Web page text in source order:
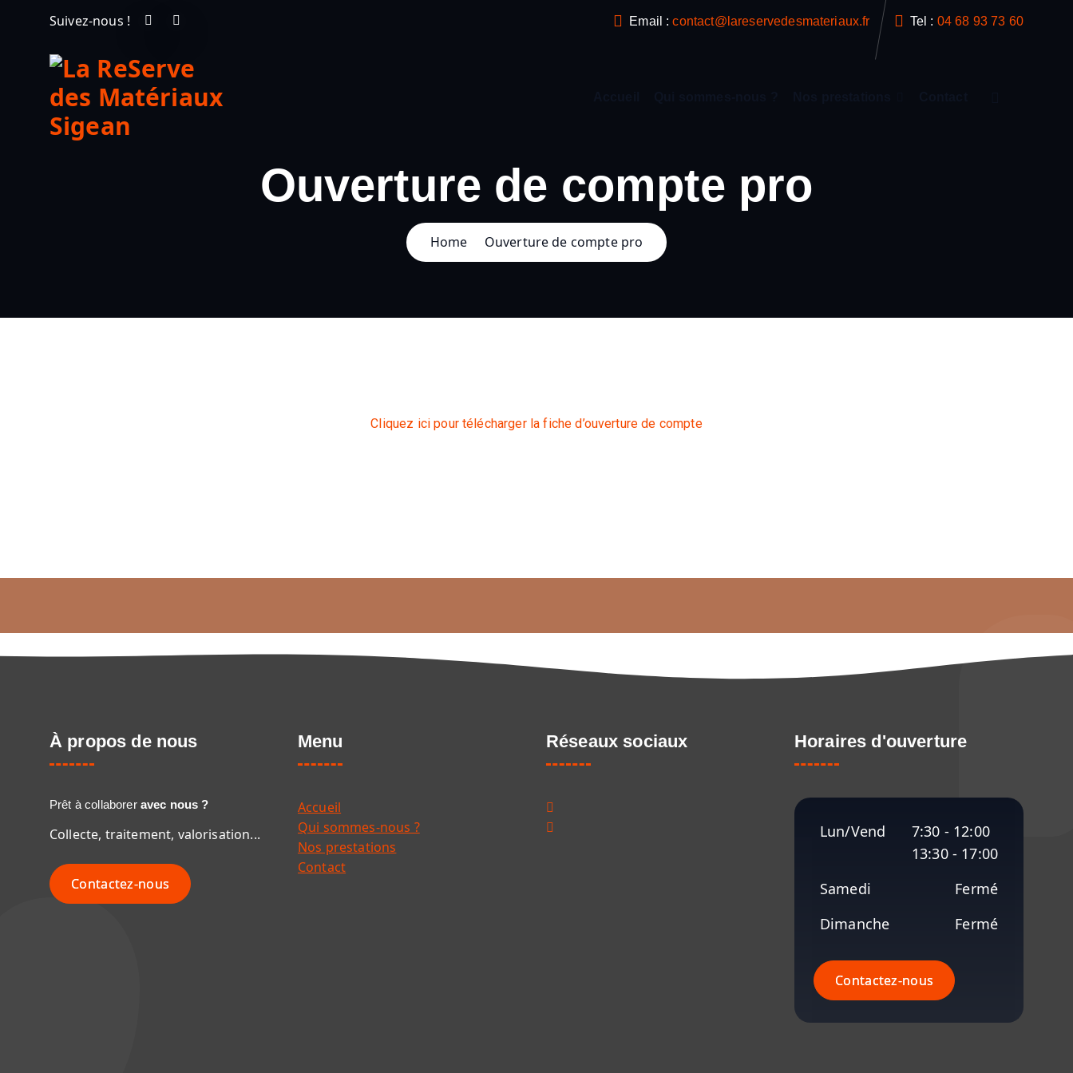
Suivez-nous ! Email : contact@lareservedesmateriaux.fr Tel : 04 68 93 73 60
Ouverture de compte pro
Home Ouverture de compte pro
Cliquez ici pour télécharger la fiche d’ouverture de compte
À propos de nous
Prêt à collaboreravec nous ?
Collecte, traitement, valorisation...
Contactez-nous
Menu
Accueil
Qui sommes-nous ?
Nos prestations
Contact
Réseaux sociaux Horaires d'ouverture
Lun/Vend
7:30 - 12:00
13:30 - 17:00
Samedi
Fermé
Dimanche
Fermé
Contactez-nous